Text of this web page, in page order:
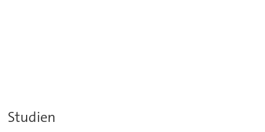
Studien